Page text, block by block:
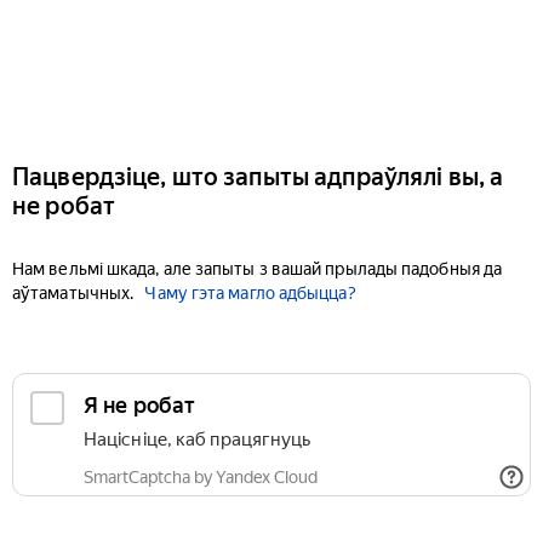
Пацвердзіце, што запыты адпраўлялі вы, а
не робат
Нам вельмі шкада, але запыты з вашай прылады падобныя да
аўтаматычных.
Чаму гэта магло адбыцца?
Я не робат
Націсніце, каб працягнуць
SmartCaptcha by Yandex Cloud